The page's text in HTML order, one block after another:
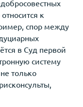
к
спор между
в Суд первой
систему
только